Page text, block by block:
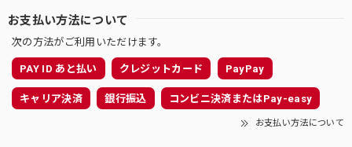
お支払い方法について
次の方法がご利用いただけます。
PAY ID あと払い クレジットカード PayPay
キャリア決済 銀行振込 コンビニ決済またはPay-easy
お支払い方法について